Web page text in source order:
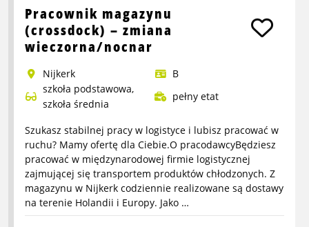
info
about
Kierowca
praca
zmianowa
Pracownik magazynu
(crossdock) – zmiana
wieczorna/nocnar
Nijkerk
B
szkoła podstawowa,
szkoła średnia
pełny etat
Szukasz stabilnej pracy w logistyce i lubisz pracować w
ruchu? Mamy ofertę dla Ciebie.O pracodawcyBędziesz
pracować w międzynarodowej firmie logistycznej
zajmującej się transportem produktów chłodzonych. Z
magazynu w Nijkerk codziennie realizowane są dostawy
na terenie Holandii i Europy. Jako …